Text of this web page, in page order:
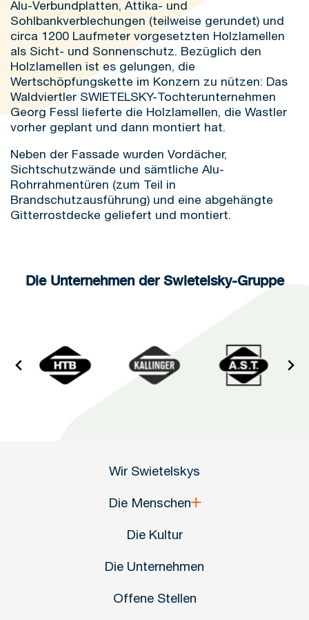
Alu-Verbundplatten, Attika- und
Sohlbankverblechungen (teilweise gerundet) und
circa 1200 Laufmeter vorgesetzten Holzlamellen
als Sicht- und Sonnenschutz. Bezüglich den
Holzlamellen ist es gelungen, die
Wertschöpfungskette im Konzern zu nützen: Das
Waldviertler SWIETELSKY-Tochterunternehmen
Georg Fessl lieferte die Holzlamellen, die Wastler
vorher geplant und dann montiert hat.
Neben der Fassade wurden Vordächer,
Sichtschutzwände und sämtliche Alu-
Rohrrahmentüren (zum Teil in
Brandschutzausführung) und eine abgehängte
Gitterrostdecke geliefert und montiert.
Die Unternehmen der Swietelsky-Gruppe
Wir Swietelskys
Die Menschen
Die Kultur
Die Unternehmen
Offene Stellen